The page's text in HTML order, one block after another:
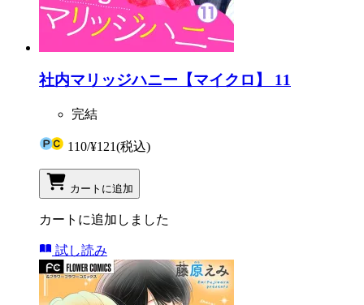
社内マリッジハニー【マイクロ】 11
完結
110/¥121(税込)
カートに追加
カートに追加しました
試し読み